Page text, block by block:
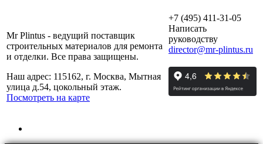
Mr Plintus - ведущий поставщик
строительных материалов для ремонта
и отделки. Все права защищены.
Наш адрес: 115162, г. Москва, Мытная
улица д.54, цокольный этаж.
Посмотреть на карте
+7 (495) 411-31-05
Написать
руководству
director@mr-plintus.ru